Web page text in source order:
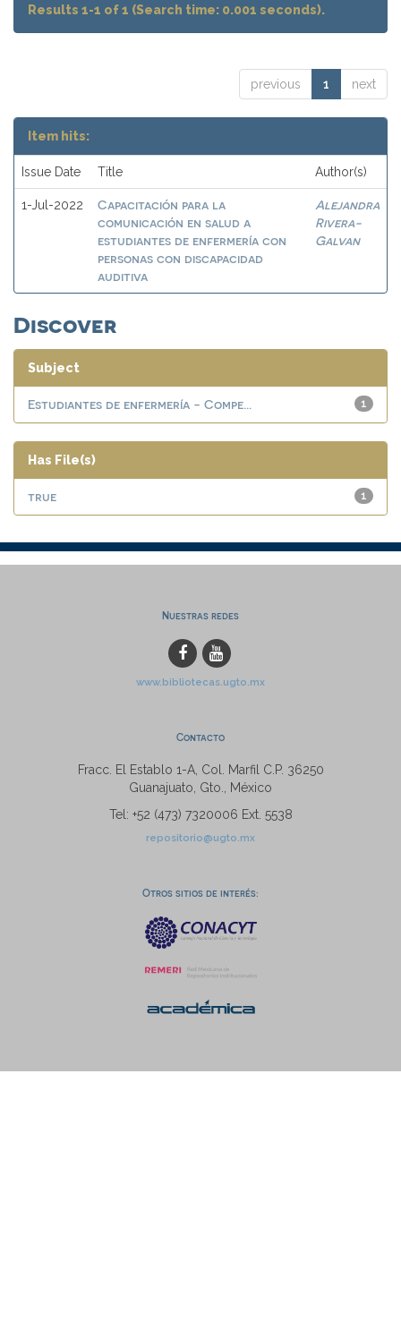
Results 1-1 of 1 (Search time: 0.001 seconds).
previous 1 next
Item hits:
Issue Date Title Author(s)
1-Jul-2022
Capacitación para la
comunicación en salud a
estudiantes de enfermería con
personas con discapacidad
auditiva
Alejandra
Rivera-
Galvan
Discover
Subject
1
Estudiantes de enfermería - Compe...
Has File(s)
1
true
Nuestras redes
www.bibliotecas.ugto.mx
Contacto
Fracc. El Establo 1-A, Col. Marfil C.P. 36250
Guanajuato, Gto., México
Tel: +52 (473) 7320006 Ext. 5538
repositorio@ugto.mx
Otros sitios de interés: